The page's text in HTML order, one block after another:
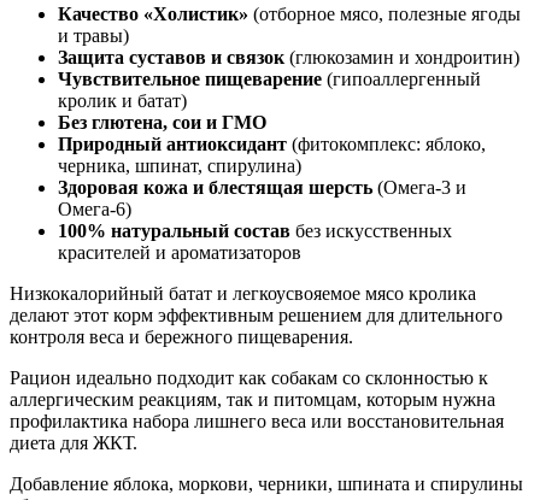
Качество «Холистик» (отборное мясо, полезные ягоды
и травы)
Защита суставов и связок (глюкозамин и хондроитин)
Чувствительное пищеварение (гипоаллергенный
кролик и батат)
Без глютена, сои и ГМО
Природный антиоксидант (фитокомплекс: яблоко,
черника, шпинат, спирулина)
Здоровая кожа и блестящая шерсть (Омега-3 и
Омега-6)
100% натуральный состав без искусственных
красителей и ароматизаторов
Низкокалорийный батат и легкоусвояемое мясо кролика
делают этот корм эффективным решением для длительного
контроля веса и бережного пищеварения.
Рацион идеально подходит как собакам со склонностью к
аллергическим реакциям, так и питомцам, которым нужна
профилактика набора лишнего веса или восстановительная
диета для ЖКТ.
Добавление яблока, моркови, черники, шпината и спирулины